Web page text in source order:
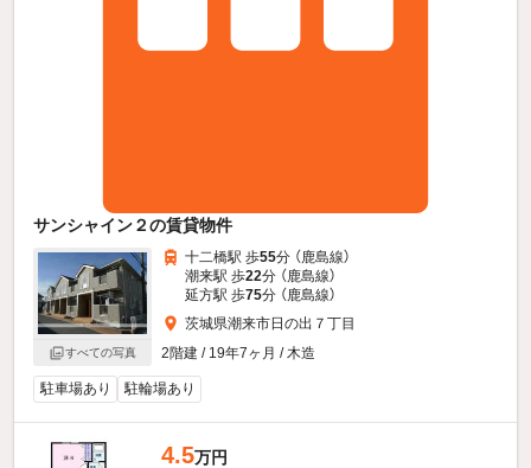
サンシャイン２の賃貸物件
すべての写真
十二橋駅 歩55分 （鹿島線）
潮来駅 歩22分 （鹿島線）
延方駅 歩75分 （鹿島線）
茨城県潮来市日の出７丁目
2階建 / 19年7ヶ月 / 木造
駐車場あり 駐輪場あり
4.5万円